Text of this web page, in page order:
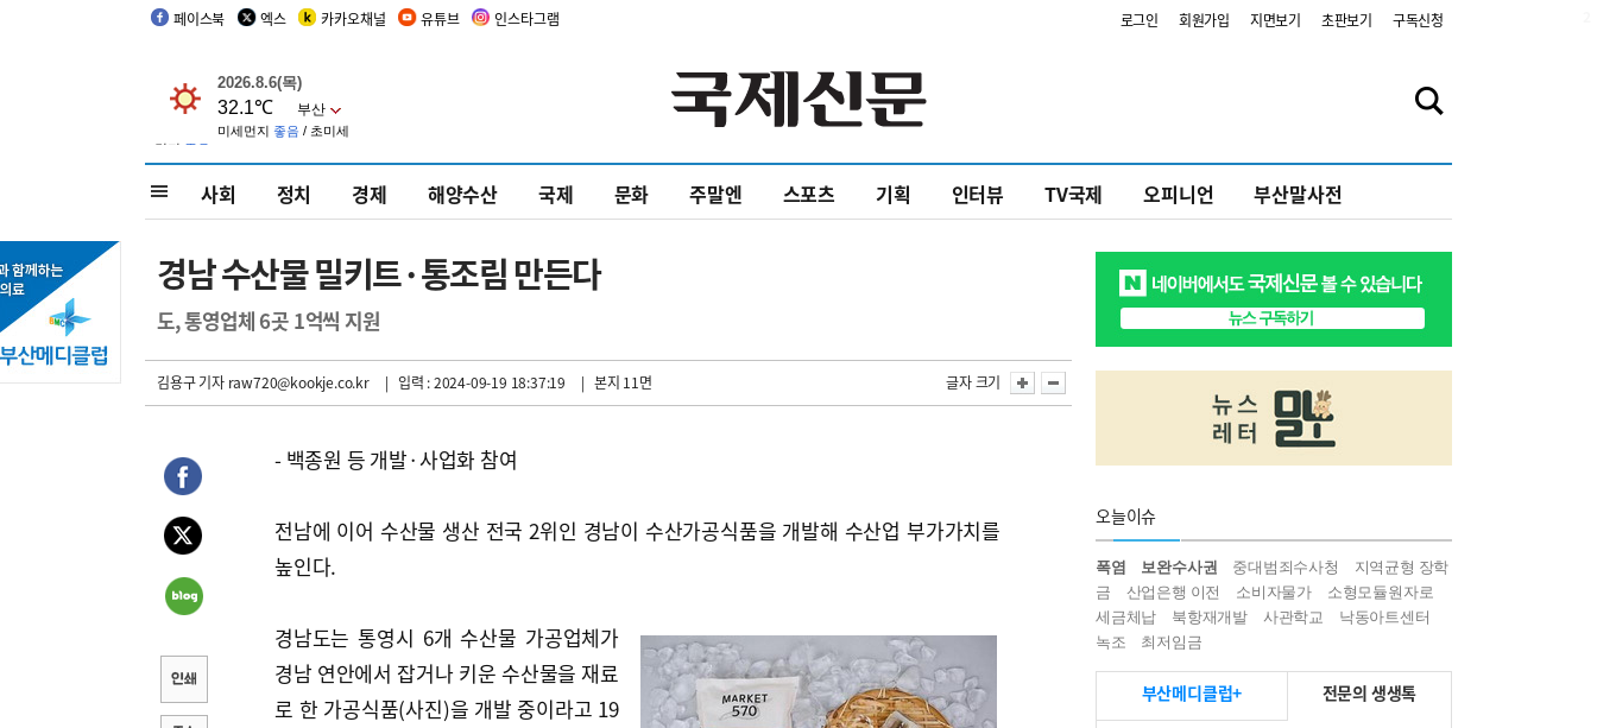
페이스북 엑스 카카오채널 유튜브 인스타그램 로그인 회원가입 지면보기 초판보기 구독신청
사회 정치 경제 해양수산 국제 문화 주말엔 스포츠 기획 인터뷰 TV국제 오피니언 부산말사전
경남 수산물 밀키트·통조림 만든다
도, 통영업체 6곳 1억씩 지원
김용구 기자raw720@kookje.co.kr | 입력 : 2024-09-19 18:37:19 | 본지 11면 글자 크기
- 백종원 등 개발·사업화 참여
전남에 이어 수산물 생산 전국 2위인 경남이 수산가공식품을 개발해 수산업 부가가치를
높인다.
경남도는 통영시 6개 수산물 가공업체가
경남 연안에서 잡거나 키운 수산물을 재료
로 한 가공식품(사진)을 개발 중이라고 19
오늘이슈
폭염 보완수사권 중대범죄수사청
지역균형 장학
금
산업은행 이전 소비자물가
소형모듈원자로
세금체납
북항재개발 사관학교
낙동아트센터
녹조
최저임금
부산메디클럽+ 전문의 생생톡